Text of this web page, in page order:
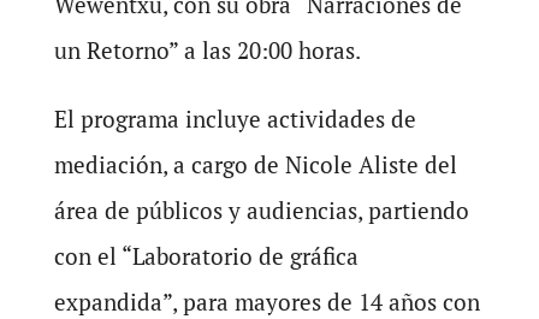
un Retorno” a las 20:00 horas.
El programa incluye actividades de
mediación, a cargo de Nicole Aliste del
área de públicos y audiencias, partiendo
con el “Laboratorio de gráfica
expandida”, para mayores de 14 años con